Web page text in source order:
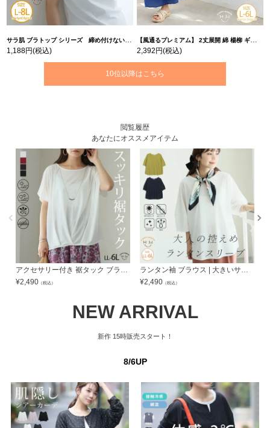
サラ肌 ブラトップ シリーズ 締め付けない リブ タンクトップ | 大きいサイズの通販ならハッピーマリリン
1,188円(税込)
【風通るプレミアム】 2丈展開 綿 楊柳 ギャザー フレア スカンツ 【ウェストゴム】 | 大きいサイズの通販ならハッピーマリリン
2,392円(税込)
10位以降はこちら
閲覧履歴
あなたにオススメアイテム
アクセサリー付き 裾タック ブラウス | 大きいサイズの通販ならハッピーマリリン
¥2,490 （税込）
ランタン袖 ブラウス | 大きいサイズの通販ならハッピーマリリン
¥2,490 （税込）
NEW ARRIVAL
新作 15時販売スタート！
8/6UP